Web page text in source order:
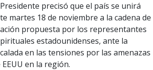
precisó que el país se unirá
martes 18 de noviembre a la cadena de
propuesta por los representantes
estadounidenses, ante la
en las tensiones por las amenazas
EEUU en la región.